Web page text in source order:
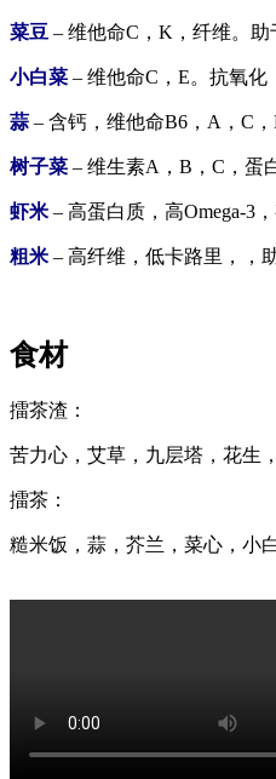
菜豆 – 维他命C，K，纤维。
小白菜 – 维他命C，E。抗氧化
蒜 – 含钙，维他命B6，A，C
树子菜 – 维生素A，B，C，蛋
虾米 – 高蛋白质，高Omega-3
粗米 – 高纤维，低卡路里，，
食材
擂茶渣：
苦力心，艾草，九层塔，花生
擂茶：
糙米饭，蒜，芥兰 ， 菜心，小